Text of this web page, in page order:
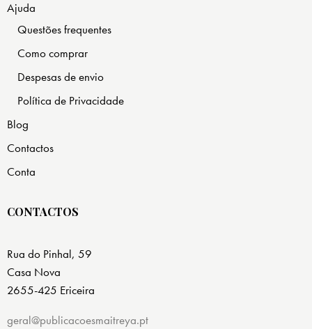
Ajuda
Questões frequentes
Como comprar
Despesas de envio
Política de Privacidade
Blog
Contactos
Conta
CONTACTOS
Rua do Pinhal, 59
Casa Nova
2655-425 Ericeira
geral@publicacoesmaitreya.pt